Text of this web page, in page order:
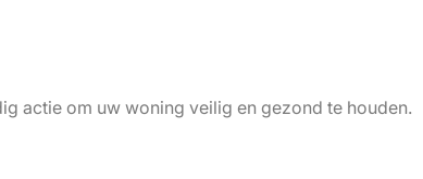
actie om uw woning veilig en gezond te houden.